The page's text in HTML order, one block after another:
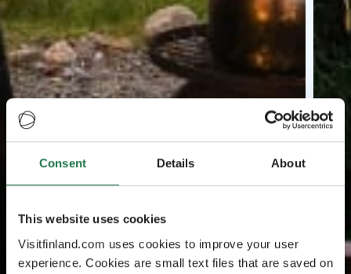
Consent Details About
This website uses cookies
Visitfinland.com uses cookies to improve your user
experience. Cookies are small text files that are saved on